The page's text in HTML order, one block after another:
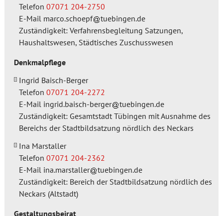
Telefon 07071 204-2750
E-Mail marco.schoepf
tuebingen.de
Zuständigkeit: Verfahrensbegleitung Satzungen,
Haushaltswesen, Städtisches Zuschusswesen
Denkmalpflege
Ingrid Baisch-Berger
Telefon 07071 204-2272
E-Mail ingrid.baisch-berger
tuebingen.de
Zuständigkeit: Gesamtstadt Tübingen mit Ausnahme des
Bereichs der Stadtbildsatzung nördlich des Neckars
Ina Marstaller
Telefon 07071 204-2362
E-Mail ina.marstaller
tuebingen.de
Zuständigkeit: Bereich der Stadtbildsatzung nördlich des
Neckars (Altstadt)
Gestaltungsbeirat